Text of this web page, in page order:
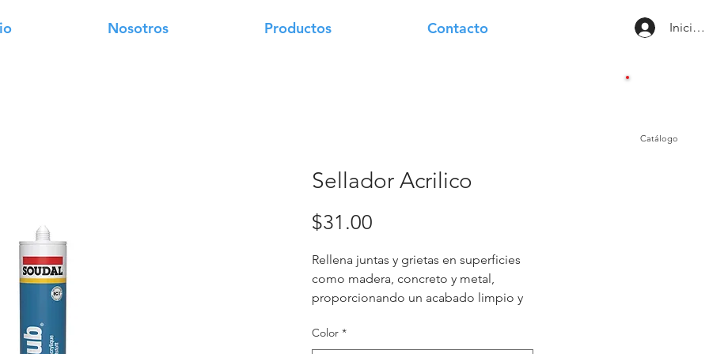
Catálogo
Nosotros Productos Contacto Iniciar
Sellador Acrilico
$31.00
Rellena juntas y grietas en superficies
como madera, concreto y metal,
proporcionando un acabado limpio y
exteriores, ofreciendo una protección
Color *